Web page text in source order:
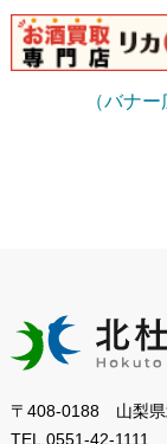
（バナ
〒408-0188 山梨県
TEL. 0551-42-1111